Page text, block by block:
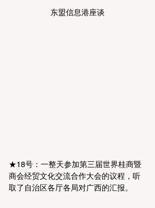
东盟信息港座谈
★18号：一整天参加第三届世界桂商暨
商会经贸文化交流合作大会的议程，听
取了自治区各厅各局对广西的汇报。